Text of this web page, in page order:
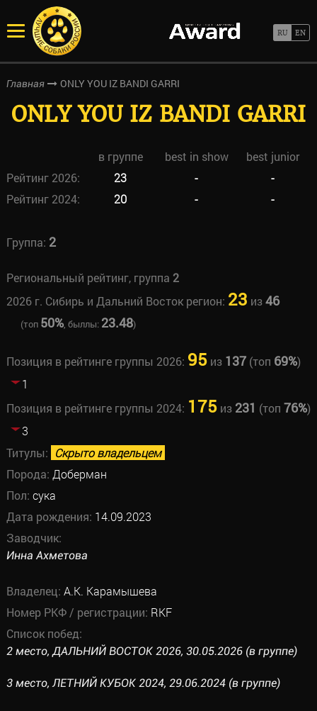
Главная ONLY YOU IZ BANDI GARRI
ONLY YOU IZ BANDI GARRI
в группе best in show
best junior
Рейтинг 2026:
23 -
-
Рейтинг 2024:
20 - -
Группа: 2
Региональный рейтинг, группа 2
2026 г. Сибирь и Дальний Восток регион: 23 из46
(топ 50%, быллы: 23.48)
Позиция в рейтинге группы 2026: 95из 137(топ 69%)
1
Позиция в рейтинге группы 2024: 175из 231 (топ 76%)
3
Титулы: Скрыто владельцем
Порода: Доберман
Пол: сука
Дата рождения: 14.09.2023
Заводчик:
Инна Ахметова
Владелец: А.К. Карамышева
Номер РКФ / регистрации: RKF
Список побед:
2 место, ДАЛЬНИЙ ВОСТОК 2026, 30.05.2026 (в группе)
3 место, ЛЕТНИЙ КУБОК 2024, 29.06.2024 (в группе)